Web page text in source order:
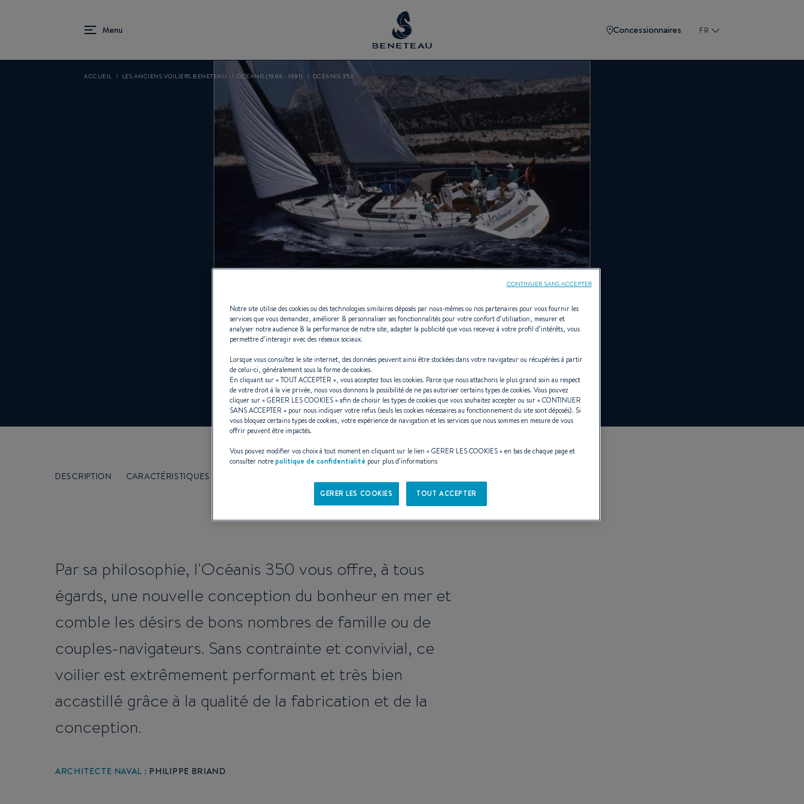
Concessionnaires FR
ACCUEIL LES ANCIENS VOILIERS BENETEAU OCEANIS (1986 - 1991) OCEANIS 350
OCEANIS 350
DESCRIPTION CARACTÉRISTIQUES
Par sa philosophie, l'Océanis 350 vous offre, à tous
égards, une nouvelle conception du bonheur en mer et
comble les désirs de bons nombres de famille ou de
couples-navigateurs. Sans contrainte et convivial, ce
voilier est extrêmement performant et très bien
accastillé grâce à la qualité de la fabrication et de la
conception.
ARCHITECTE NAVAL : PHILIPPE BRIAND
Notre site utilise des cookies ou des technologies similaires déposés par nous-mêmes ou nos partenaires pour vous fournir les
services que vous demandez, améliorer & personnaliser ses fonctionnalités pour votre confort d’utilisation, mesurer et
analyser notre audience & la performance de notre site, adapter la publicité que vous recevez à votre profil d’intérêts, vous
permettre d’interagir avec des réseaux sociaux.
Lorsque vous consultez le site internet, des données peuvent ainsi être stockées dans votre navigateur ou récupérées à partir
de celui-ci, généralement sous la forme de cookies.
En cliquant sur «TOUT ACCEPTER », vous acceptez tous les cookies. Parce que nous attachons le plus grand soin au respect
de votre droit à la vie privée, nous vous donnons la possibilité de ne pas autoriser certains types de cookies. Vous pouvez
cliquer sur «GERER LES COOKIES» afin de choisir les types de cookies que vous souhaitez accepter ou sur «CONTINUER
SANS ACCEPTER » pour nous indiquer votre refus (seuls les cookies nécessaires au fonctionnement du site sont déposés). Si
vous bloquez certains types de cookies, votre expérience de navigation et les services que nous sommes en mesure de vous
offrir peuvent être impactés.
Vous pouvez modifier vos choix à tout moment en cliquant sur le lien «GERER LES COOKIES» en bas de chaque page et
consulter notrepolitique de confidentialité pour plus d’informations
GERER LES COOKIES TOUT ACCEPTER
CONTINUER SANS ACCEPTER